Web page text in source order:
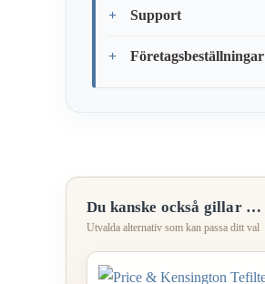
Support
Företagsbeställningar
Du kanske också gillar …